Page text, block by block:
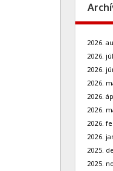
2026.
2026.
2026.
2026.
2026.
2026.
2026.
2026.
2025.
2025.